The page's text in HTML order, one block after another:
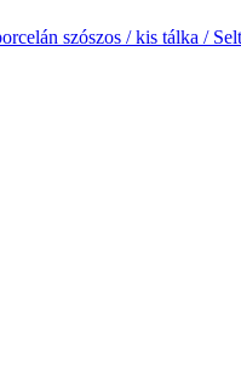
szószos / kis tálka /